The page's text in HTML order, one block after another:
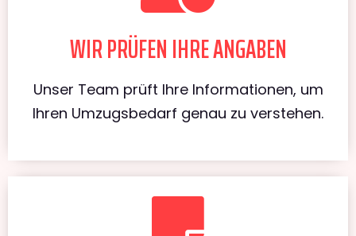
WIR PRÜFEN IHRE ANGABEN
Unser Team prüft Ihre Informationen, um
Ihren Umzugsbedarf genau zu verstehen.